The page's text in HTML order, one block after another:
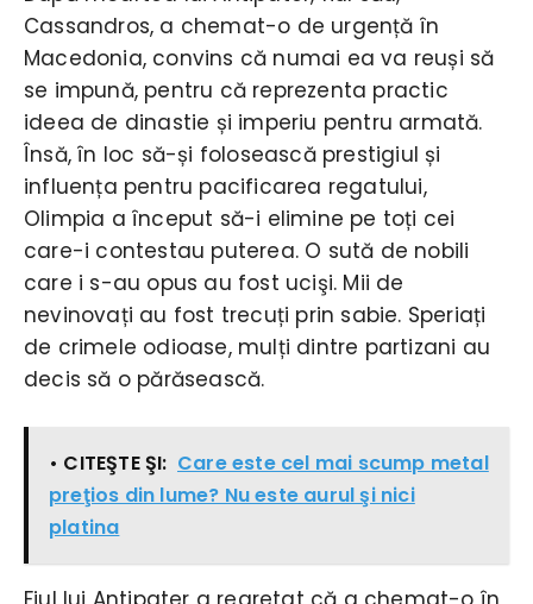
Cassandros, a chemat-o de urgență în
Macedonia, convins că numai ea va reuși să
se impună, pentru că reprezenta practic
ideea de dinastie și imperiu pentru armată.
Însă, în loc să-și folosească prestigiul și
influența pentru pacificarea regatului,
Olimpia a început să-i elimine pe toți cei
care-i contestau puterea. O sută de nobili
care i s-au opus au fost ucişi. Mii de
nevinovați au fost trecuți prin sabie. Speriați
de crimele odioase, mulți dintre partizani au
decis să o părăsească.
• CITEŞTE ŞI: Care este cel mai scump metal
preţios din lume? Nu este aurul şi nici
platina